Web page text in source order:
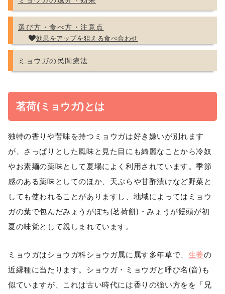
選び方・食べ方・注意点
効果をアップを狙える食べ合わせ
ミョウガの民間療法
茗荷(ミョウガ)とは
独特の香りや苦味を持つミョウガは好き嫌いが別れます
が、さっぱりとした風味と見た目にも綺麗なことから冷奴
やお素麺の薬味として夏場によく利用されています。季節
感のある薬味としてのほか、天ぷらや甘酢漬けなど野菜と
しても使われることがありますし、地域によってはミョウ
ガの葉で包んだみょうがぼち(茗荷餅)・みょうが饅頭が初
夏の味覚として親しまれています。
ミョウガはショウガ科ショウガ属に属す多年草で、 生姜の
近縁種に当たります。ショウガ・ミョウガと呼び名(音)も
似ていますが、これは古い時代には香りの強い方をを「兄